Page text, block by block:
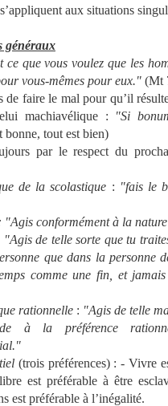
aux situations
généraux
ce que vous voulez que les
vous-mêmes pour eux." (Mt
de faire le mal pour qu’il
machiavélique :
"Si
bonne, tout est bien)
par le respect du
de la scolastique : "fais le
"Agis conformément à la
"Agis de telle sorte que tu
que dans la personne
comme une fin, et jamais
rationnelle : "Agis de telle
à la préférence
(trois préférences) : - Vivre
est préférable à être
est préférable à l’inégalité.